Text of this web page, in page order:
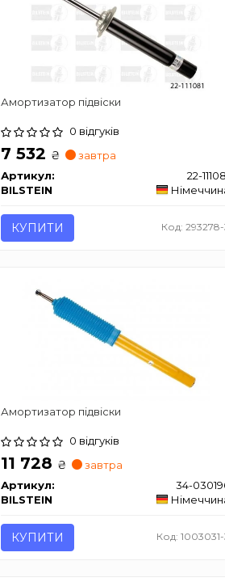
Амортизатор підвіски
0 відгуків
7 532 ₴
завтра
Артикул:
22-
BILSTEIN
КУПИТИ Код:
Амортизатор підвіски
0 відгуків
11 728 ₴
завтра
Артикул:
34-
BILSTEIN
КУПИТИ Код: